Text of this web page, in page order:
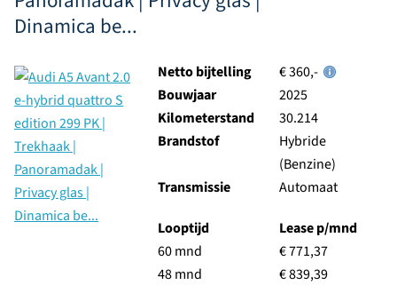
Dinamica be...
Netto bijtelling
€ 360,-
Bouwjaar
2025
Kilometerstand
30.214
Brandstof
Hybride
(Benzine)
Transmissie
Automaat
Looptijd
60 mnd
48 mnd
Lease p/mnd
€ 771,37
€ 839,39